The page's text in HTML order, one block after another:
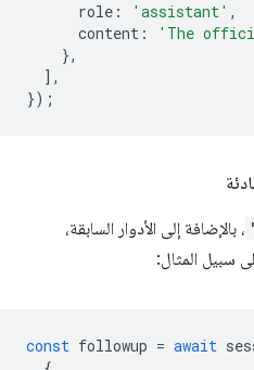
role : 'assistant'
content : 'The
إلى الأدوار السابقة،
المثال:
const followup = await